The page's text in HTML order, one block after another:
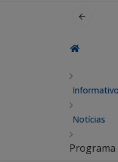
Notícias
Programa